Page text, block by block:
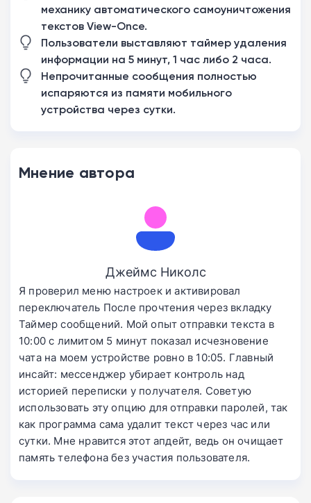
механику автоматического самоуничтожения
текстов View-Once.
Пользователи выставляют таймер удаления
информации на 5 минут, 1 час либо 2 часа.
Непрочитанные сообщения полностью
испаряются из памяти мобильного
устройства через сутки.
Мнение автора
Джеймс Николс
Я проверил меню настроек и активировал
переключатель После прочтения через вкладку
Таймер сообщений. Мой опыт отправки текста в
10:00 с лимитом 5 минут показал исчезновение
чата на моем устройстве ровно в 10:05. Главный
инсайт: мессенджер убирает контроль над
историей переписки у получателя. Советую
использовать эту опцию для отправки паролей, так
как программа сама удалит текст через час или
сутки. Мне нравится этот апдейт, ведь он очищает
память телефона без участия пользователя.